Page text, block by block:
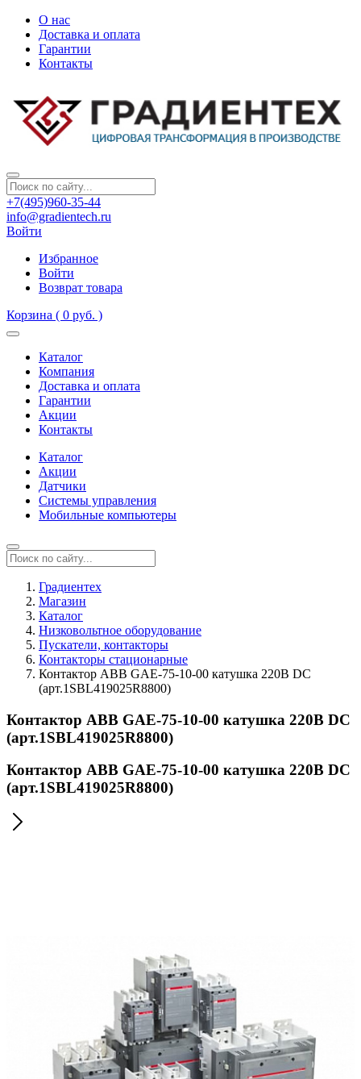
О нас
Доставка и оплата
Гарантии
Контакты
+7(495)960-35-44
info@gradientech.ru
Войти
Избранное
Войти
Возврат товара
Корзина ( 0 руб. )
Каталог
Компания
Доставка и оплата
Гарантии
Акции
Контакты
Каталог
Акции
Датчики
Системы управления
Мобильные компьютеры
Градиентех
Магазин
Каталог
Низковольтное оборудование
Пускатели, контакторы
Контакторы стационарные
Контактор ABB GAE-75-10-00 катушка 220В DC
(арт.1SBL419025R8800)
Контактор ABB GAE-75-10-00 катушка 220В DC
(арт.1SBL419025R8800)
Контактор ABB GAE-75-10-00 катушка 220В DC
(арт.1SBL419025R8800)